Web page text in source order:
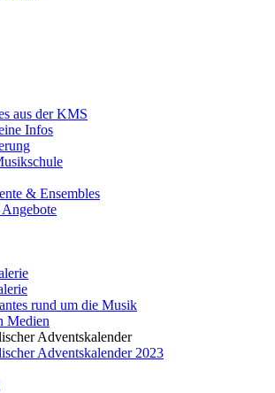
aus der KMS
Infos
& Ensembles
rund um die Musik
Medien
Adventskalender
Adventskalender 2023